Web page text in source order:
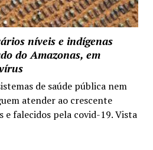
níveis e indígenas
do Amazonas, em
de saúde pública nem
atender ao crescente
e falecidos pela covid-19. Vista